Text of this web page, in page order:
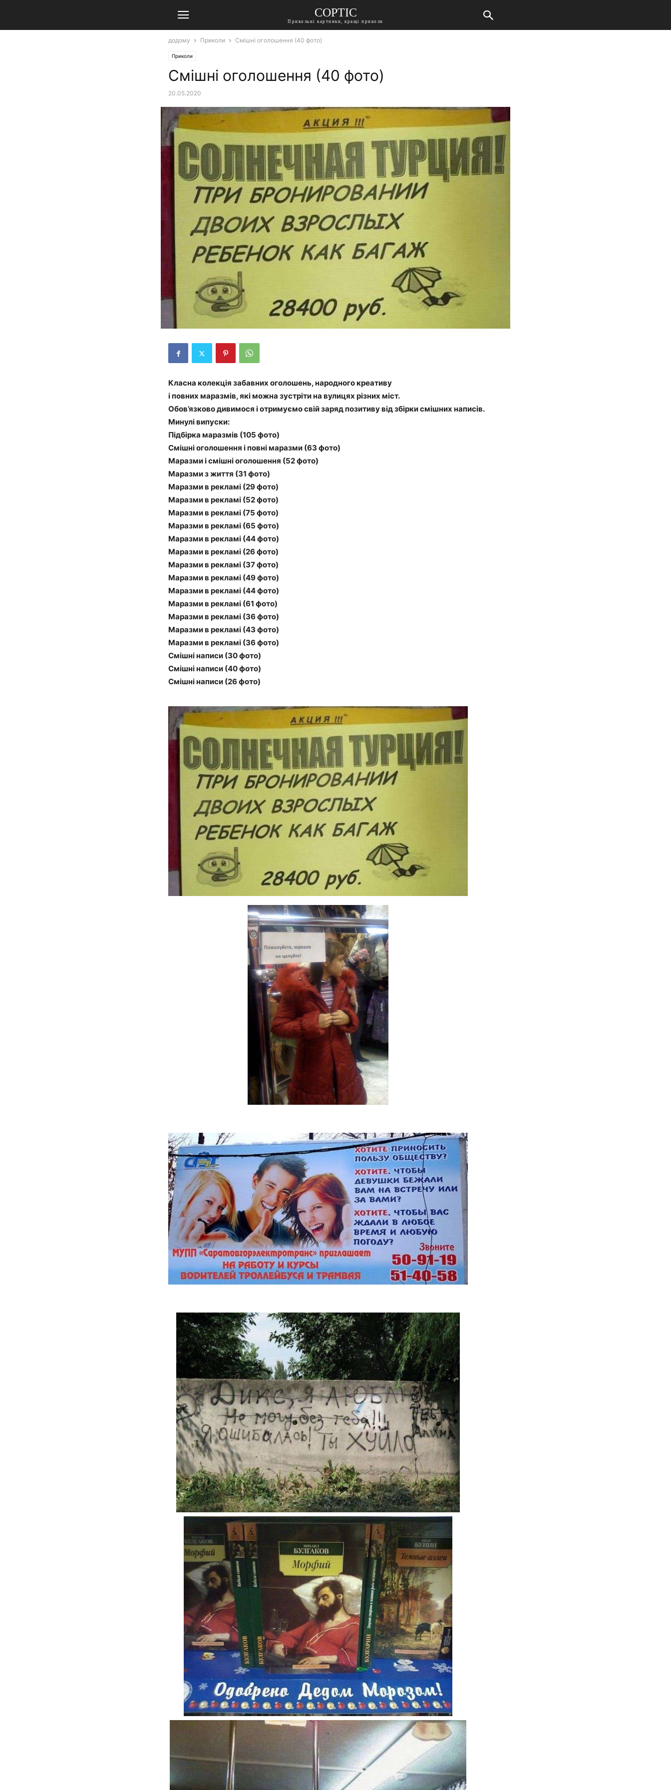
СОРТІС
Прикольні картинки, кращі приколи
додому Приколи Смішні оголошення (40 фото)
Приколи
Смішні оголошення (40 фото)
20.05.2020
Класна колекція забавних оголошень, народного креативу
і повних маразмів, які можна зустріти на вулицях різних міст.
Обов’язково дивимося і отримуємо свій заряд позитиву від збірки смішних написів.
Минулі випуски:
Підбірка маразмів (105 фото)
Смішні оголошення і повні маразми (63 фото)
Маразми і смішні оголошення (52 фото)
Маразми з життя (31 фото)
Маразми в рекламі (29 фото)
Маразми в рекламі (52 фото)
Маразми в рекламі (75 фото)
Маразми в рекламі (65 фото)
Маразми в рекламі (44 фото)
Маразми в рекламі (26 фото)
Маразми в рекламі (37 фото)
Маразми в рекламі (49 фото)
Маразми в рекламі (44 фото)
Маразми в рекламі (61 фото)
Маразми в рекламі (36 фото)
Маразми в рекламі (43 фото)
Маразми в рекламі (36 фото)
Смішні написи (30 фото)
Смішні написи (40 фото)
Смішні написи (26 фото)